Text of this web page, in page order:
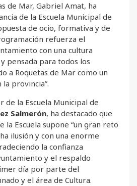
de Mar, Gabriel Amat, ha
de la Escuela Municipal de
de ocio, formativa y de
refuerza el
con una cultura
pensada para todos los
a Roquetas de Mar como un
provincia”.
de la Escuela Municipal de
Salmerón, ha destacado que
la Escuela supone “un gran reto
ilusión y con una enorme
la confianza
y el respaldo
día por parte del
y el área de Cultura.